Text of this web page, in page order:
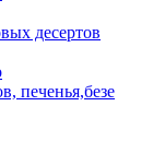
десертов
печенья,безе